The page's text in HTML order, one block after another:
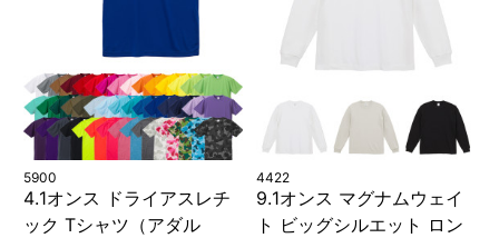
5900
4.1オンス ドライアスレチ
ック Tシャツ（アダル
4422
9.1オンス マグナムウェイ
ト ビッグシルエット ロン